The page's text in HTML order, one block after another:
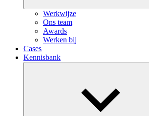
Werkwijze
Ons team
Awards
Werken bij
Cases
Kennisbank